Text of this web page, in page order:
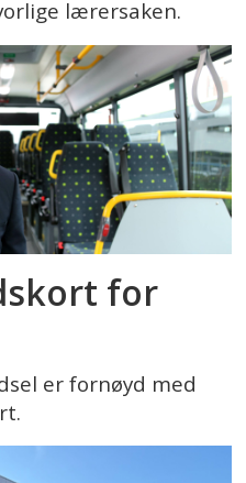
lærersaken.
for
er fornøyd med